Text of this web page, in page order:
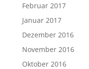
Februar 2017
Januar 2017
Dezember 2016
November 2016
Oktober 2016